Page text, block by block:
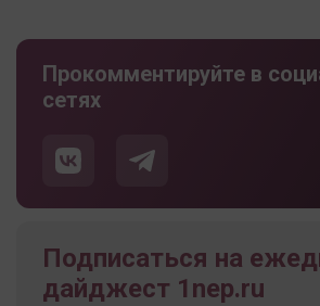
Прокомментируйте в
сетях
Подписаться на
дайджест 1nep.ru